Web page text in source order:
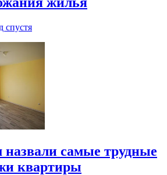
спустя
назвали самые трудные
квартиры